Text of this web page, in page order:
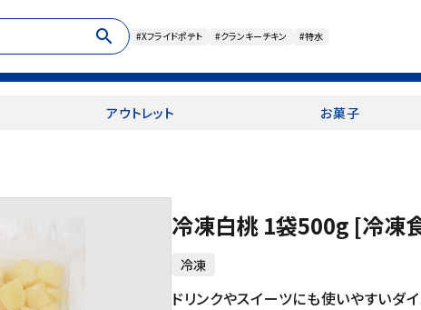
search #Xフライドポテト #クランキーチキン #特水
アウトレット お菓子
冷凍白桃 1袋500g [冷凍
冷凍
ドリンクやスイーツにも使いやすいダ